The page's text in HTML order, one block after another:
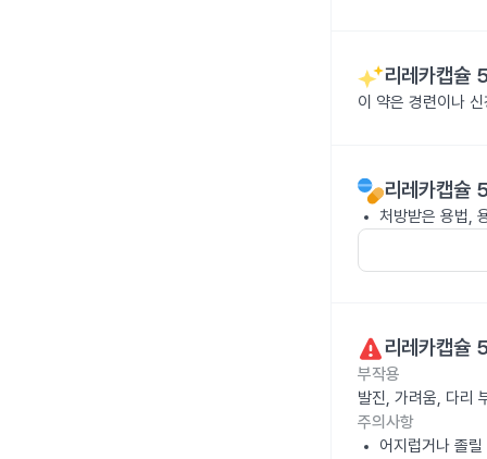
리레카캡슐
이 약은 경련이나
리레카캡슐
처방받은 용법,
리레카캡슐
부작용
발진, 가려움, 다리
주의사항
어지럽거나 졸